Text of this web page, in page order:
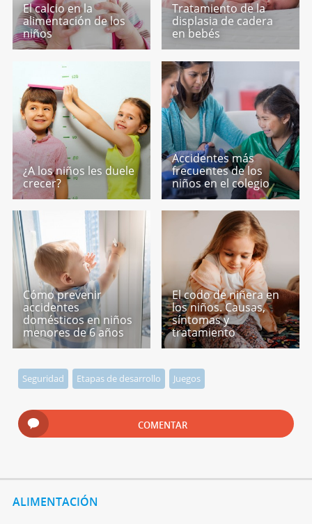
El calcio en la
alimentación de los
niños
Tratamiento de la
displasia de cadera
en bebés
¿A los niños les duele
crecer?
Accidentes más
frecuentes de los
niños en el colegio
Cómo prevenir
accidentes
domésticos en niños
menores de 6 años
El codo de niñera en
los niños. Causas,
síntomas y
tratamiento
Seguridad Etapas de desarrollo Juegos
COMENTAR
ALIMENTACIÓN